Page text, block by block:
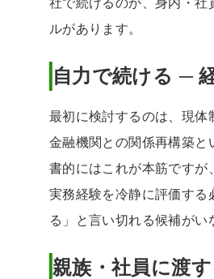
社で続けるのか、身内・社
ルがあります。
自力で続ける ─
最初に検討するのは、現体
金融機関との関係再構築と
書的にはこれが本筋ですが
実務経験を冷静に評価する
る」と言い切れる候補がい
親族・社員に渡